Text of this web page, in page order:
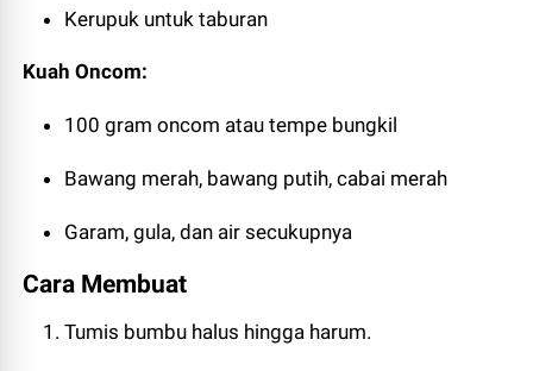
Kerupuk untuk taburan
Kuah Oncom:
100 gram oncom atau tempe bungkil
Bawang merah, bawang putih, cabai merah
Garam, gula, dan air secukupnya
Cara Membuat
Tumis bumbu halus hingga harum.